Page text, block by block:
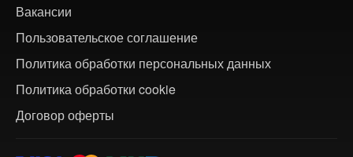
Вакансии
Пользовательское соглашение
Политика обработки персональных данных
Политика обработки cookie
Договор оферты